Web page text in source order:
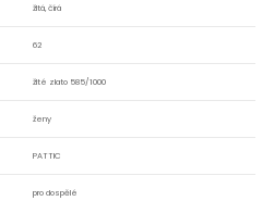
žltá, čírá
62
žlté zlato 585/1000
ženy
PATTIC
pro dospělé